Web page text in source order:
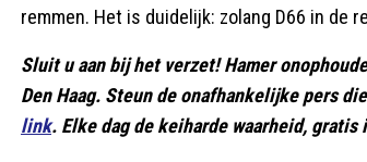
remmen. Het is duidelijk: zolang D66 in de
Sluit u aan bij het verzet! Hamer
Den Haag. Steun de onafhankelijke pers
link. Elke dag de keiharde waarheid, gratis